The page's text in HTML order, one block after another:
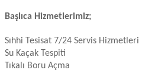
Başlıca Hizmetlerimiz;
Sıhhi Tesisat 7/24 Servis Hizmetleri
Su Kaçak Tespiti
Tıkalı Boru Açma